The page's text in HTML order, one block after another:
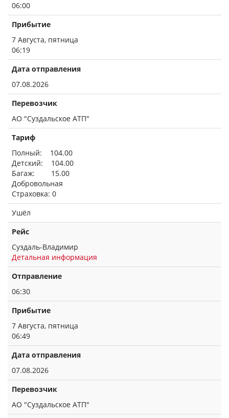
06:00
Прибытие
7 Августа, пятница
06:19
Дата отправления
07.08.2026
Перевозчик
АО "Суздальское АТП"
Тариф
Полный: 104.00
Детский: 104.00
Багаж: 15.00
Добровольная
Страховка: 0
Ушёл
Рейс
Суздаль-Владимир
Детальная информация
Отправление
06:30
Прибытие
7 Августа, пятница
06:49
Дата отправления
07.08.2026
Перевозчик
АО "Суздальское АТП"